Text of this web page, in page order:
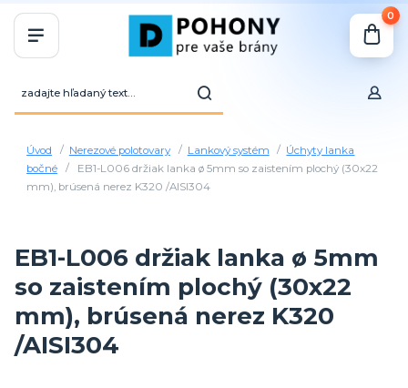
0
Úvod Nerezové polotovary Lankový systém
Úchyty lanka
bočné
EB1-L006 držiak lanka ø 5mm so zaistením plochý (30x22
mm), brúsená nerez K320 /AISI304
EB1-L006 držiak lanka ø 5mm
so zaistením plochý (30x22
mm), brúsená nerez K320
/AISI304